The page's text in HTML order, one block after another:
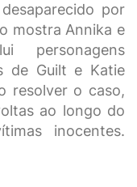
por
mostra Annika e
personagens
de Guilt e Katie
resolver o caso,
ao longo do
inocentes.